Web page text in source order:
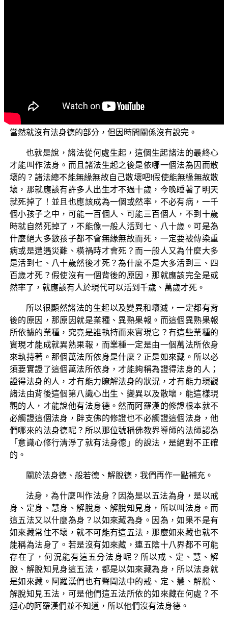
為「二乘聖人也有法身德」等等的錯誤說法，因此而略說
了三德。最後講到二乘聖人沒有證得萬法所依身如來藏，
當然就沒有法身德的部分，但因時間關係沒有說完。
也就是說，諸法從何處生起，這個生起諸法的最終心
才能叫作法身。而且諸法生起之後是依哪一個法為因而散
壞的？諸法總不能無緣無故自己散壞吧!假使能無緣無故散
壞，那就應該有許多人出生才不過十歲，今晚睡著了明天
就死掉了！並且也應該成為一個或然率，不必有病，一千
個小孩子之中，可能一百個人、可能三百個人，不到十歲
時就自然死掉了，不能像一般人活到七、八十歲。可是為
什麼絕大多數孩子都不會無緣無故而死，一定要被傳染重
病或是遭遇災難、橫禍時才會死？而一般人又為什麼大多
是活到七、八十歲然後才死？為什麼不是大多活到三、四
百歲才死？假使沒有一個背後的原因，那就應該完全是或
然率了，就應該有人於現代可以活到千歲、萬歲才死。
所以很顯然諸法的生起以及變異和壞滅，一定都有背
後的原因，那原因就是業種、異熟果報。而這個異熟果報
所依據的業種，究竟是誰執持而來實現它？有這些業種的
實現才能成就異熟果報，而業種一定是由一個萬法所依身
來執持著。那個萬法所依身是什麼？正是如來藏。所以必
須要實證了這個萬法所依身，才能夠稱為證得法身的人；
證得法身的人，才有能力瞭解法身的狀況，才有能力現觀
諸法由背後這個第八識心出生、變異以及散壞，能這樣現
觀的人，才能說他有法身德。然而阿羅漢的修證根本就不
必觸證這個法身，辟支佛的修證也不必觸證這個法身，他
們哪來的法身德呢？所以那位號稱佛教界導師的法師認為
「意識心修行清淨了就有法身德」的說法，是絕對不正確
的。
關於法身德、般若德、解脫德，我們再作一點補充。
法身，為什麼叫作法身？因為是以五法為身，是以戒
身、定身、慧身、解脫身、解脫知見身，所以叫法身。而
這五法又以什麼為身？以如來藏為身。因為，如果不是有
如來藏常住不壞，就不可能有這五法，那麼如來藏也就不
能稱為法身了。若是沒有如來藏，連五陰十八界都不可能
存在了，何況能有這五分法身呢？所以戒、定、慧、解
脫、解脫知見身這五法，都是以如來藏為身，所以法身就
是如來藏。阿羅漢們也有聲聞法中的戒、定、慧、解脫、
解脫知見五法，可是他們這五法所依的如來藏在何處？不
迴心的阿羅漢們並不知道，所以他們沒有法身德。